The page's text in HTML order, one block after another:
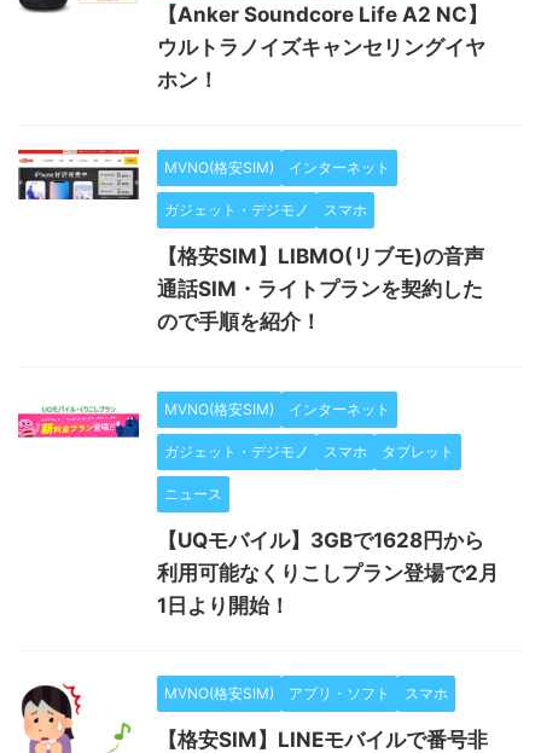
【Anker Soundcore Life A2 NC】
ウルトラノイズキャンセリングイヤ
ホン！
MVNO(格安SIM) インターネット
ガジェット・デジモノ スマホ
【格安SIM】LIBMO(リブモ)の音声
通話SIM・ライトプランを契約した
ので手順を紹介！
MVNO(格安SIM) インターネット
ガジェット・デジモノ スマホ タブレット
ニュース
【UQモバイル】3GBで1628円から
利用可能なくりこしプラン登場で2月
1日より開始！
MVNO(格安SIM) アプリ・ソフト スマホ
【格安SIM】LINEモバイルで番号非